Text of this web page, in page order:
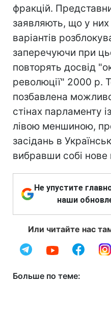
фракцій.
заявляють, що у них
варіантів
заперечуючи при
повторять досвід
революції" 2000 р.
позбавлена
стінах парламенту
лівою меншиною,
засідань в
вибравши собі нове
Не упустите
наши
Или читайте нас
Больше по теме: